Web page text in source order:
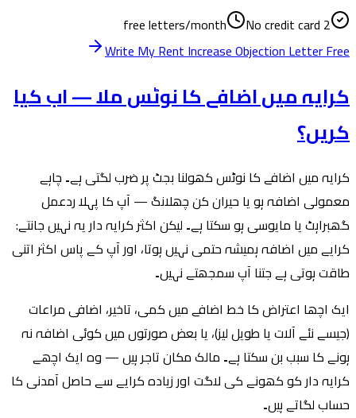
2 free letters/month
No credit card
Write My Rent Increase Objection Letter Free
کرایہ میں اضافے کا نوٹس ملا — اب کیا
کریں؟
کرایہ میں اضافے کا نوٹس کھولنا بجٹ پر ضرب لگتی ہے۔ چاہے
معمولی اضافہ ہو یا حیران کن چھلانگ — آپ کا پہلا ردعمل
گھبراہٹ یا مایوسی ہو سکتا ہے۔ لیکن اکثر کرایہ دار یہ نہیں جانتے:
کرایے میں اضافہ ہمیشہ حتمی نہیں ہوتا، اور آپ کے پاس اکثر اتنی
طاقت ہوتی ہے جتنا آپ سمجھتے نہیں۔
ایک اچھا اعتراض کا خط اضافے میں کمی، تاخیر، اضافی مراعات
(جیسے نئے آلات یا طویل لیز)، یا بعض صورتوں میں کوئی اضافہ نہ
ہونے کا سبب بن سکتا ہے۔ مالک مکان تاجر ہیں — وہ ایک اچھے
کرایہ دار کو کھونے کی لاگت اور زیادہ کرایے سے حاصل آمدنی کا
حساب لگاتے ہیں۔